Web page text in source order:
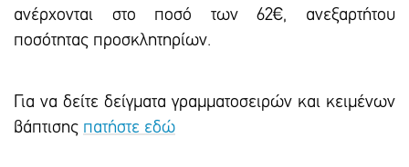
ανέρχονται στο ποσό των 62€, ανεξαρτήτου
ποσότητας προσκλητηρίων.
Για να δείτε δείγματα γραμματοσειρών και κειμένων
βάπτισης πατήστε εδώ